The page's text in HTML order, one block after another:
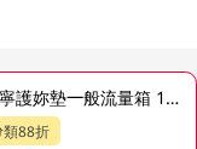
原箱添寧護妳墊一般流量箱 10 X 20PC
類88折